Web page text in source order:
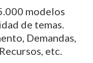
modelos
de temas.
Demandas,
etc.